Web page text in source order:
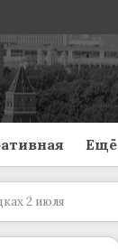
Ещё
2 июля